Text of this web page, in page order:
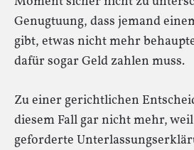
Genugtuung, dass jemand
gibt, etwas nicht mehr
dafür sogar Geld zahlen muss.
Zu einer gerichtlichen
diesem Fall gar nicht mehr,
geforderte